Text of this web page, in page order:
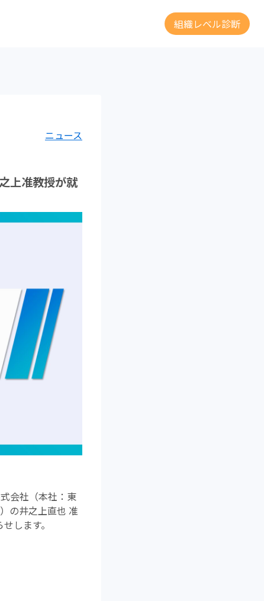
組織レベル診断
ニュース
上准教授が就
会社（本社：東
の井之上直也 准
します。